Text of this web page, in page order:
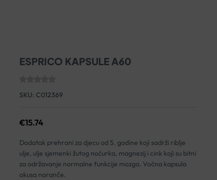
ESPRICO KAPSULE A60
SKU: C012369
€15.74
Dodatak prehrani za djecu od 5. godine koji sadrži riblje
ulje, ulje sjemenki žutog noćurka, magnezij i cink koji su bitni
za održavanje normalne funkcije mozga. Voćna kapsula
okusa naranče.